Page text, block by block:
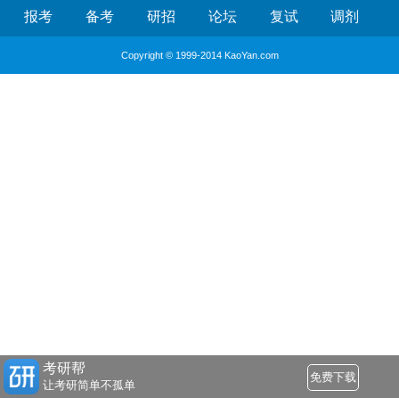
报考 备考 研招 论坛 复试 调剂
Copyright © 1999-2014 KaoYan.com
考研帮
让考研简单不孤单
免费下载